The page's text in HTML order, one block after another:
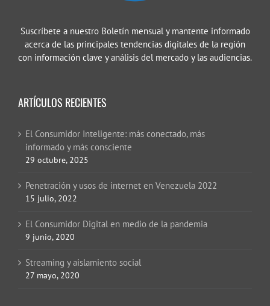
Suscríbete a nuestro Boletín mensual y mantente informado
acerca de las principales tendencias digitales de la región
con información clave y análisis del mercado y las audiencias.
ARTÍCULOS RECIENTES
El Consumidor Inteligente: más conectado, más
informado y más consciente
29 octubre, 2025
Penetración y usos de internet en Venezuela 2022
15 julio, 2022
El Consumidor Digital en medio de la pandemia
9 junio, 2020
Streaming y aislamiento social
27 mayo, 2020